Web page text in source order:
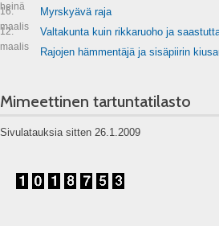
heinä
16.
maalis
Myrskyävä raja
12.
maalis
Valtakunta kuin rikkaruoho ja
Rajojen hämmentäjä ja sisäpiirin
Mimeettinen tartuntatilasto
Sivulatauksia sitten 26.1.2009